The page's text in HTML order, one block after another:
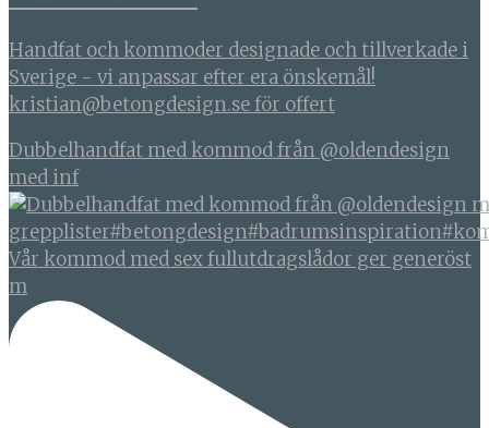
Handfat och kommoder designade och tillverkade i
Sverige - vi anpassar efter era önskemål!
kristian@betongdesign.se för offert
Dubbelhandfat med kommod från @oldendesign
med inf
Vår kommod med sex fullutdragslådor ger generöst
m